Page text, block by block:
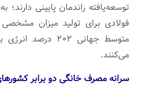
توسعه‌یافته راندمان پایینی دارند؛
فولادی برای تولید میزان
متوسط جهانی ۲۰۲
می‌کنند.‌
سرانه مصرف خانگی دو برابر